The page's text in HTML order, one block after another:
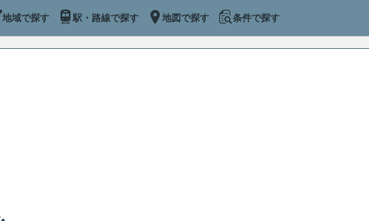
地域で探す 駅・路線で探す 地図で探す 条件で探す